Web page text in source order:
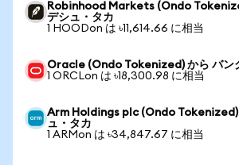
Robinhood Markets (Ondo
デシュ・タカ
1 HOODon は ৳11,614.66 に相当
Oracle (Ondo Tokenized) から バン
1 ORCLon は ৳18,300.98 に相当
Arm Holdings plc (Ondo Tokenized)
ュ・タカ
1 ARMon は ৳34,847.67 に相当